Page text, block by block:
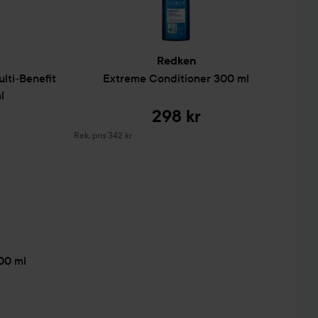
Benefit
Redken
Extreme Conditioner 300 ml
298 kr
Rek. pris 342 kr
Rekommenderat pris 342 kr
ml